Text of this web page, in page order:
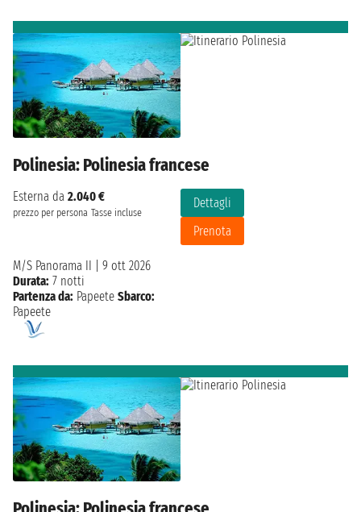
Polinesia: Polinesia francese
Esterna da 2.040 €
prezzo per persona Tasse incluse
Dettagli
Prenota
M/S Panorama II
9 ott 2026
Durata: 7 notti
Partenza da: Papeete Sbarco:
Papeete